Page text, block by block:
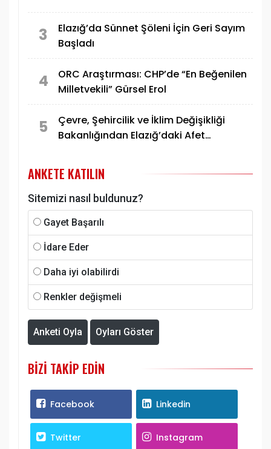
3
Elazığ’da Sünnet Şöleni İçin Geri Sayım
Başladı
4
ORC Araştırması: CHP’de “En Beğenilen
Milletvekili” Gürsel Erol
5
Çevre, Şehircilik ve İklim Değişikliği
Bakanlığından Elazığ’daki Afet
ANKETE KATILIN
Sitemizi nasıl buldunuz?
Gayet Başarılı
İdare Eder
Daha iyi olabilirdi
Renkler değişmeli
Anketi Oyla Oyları Göster
BIZI TAKIP EDIN
Facebook Linkedin
Twitter Instagram